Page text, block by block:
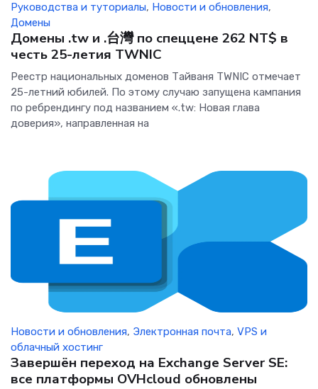
Руководства и туториалы, Новости и обновления,
Домены
Домены .tw и .台灣 по спеццене 262 NT$ в
честь 25-летия TWNIC
Реестр национальных доменов Тайваня TWNIC отмечает
25-летний юбилей. По этому случаю запущена кампания
по ребрендингу под названием «.tw: Новая глава
доверия», направленная на
Новости и обновления, Электронная почта, VPS и
облачный хостинг
Завершён переход на Exchange Server SE:
все платформы OVHcloud обновлены